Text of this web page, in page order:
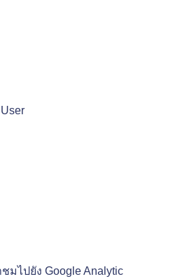
มไปยัง Google Analytic